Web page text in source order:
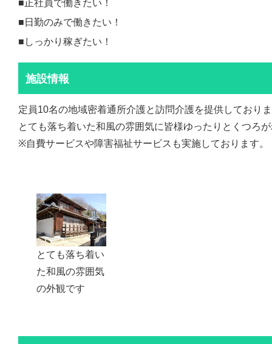
■正社員で働きたい！
■日勤のみで働きたい！
■しっかり稼ぎたい！
施設情報
定員10名の地域密着通所介護と訪問介護を提供しており
とても落ち着いた和風の雰囲気に皆様ゆったりとくつろ
※自費サービスや障害福祉サービスも実施しております。
とても落ち着い
た和風の雰囲気
の外観です